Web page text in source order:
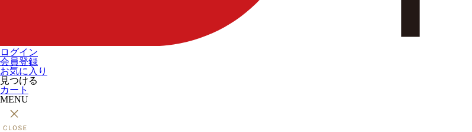
ログイン
会員登録
お気に入り
見つける
カート
MENU